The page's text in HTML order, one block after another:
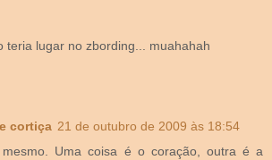
teria lugar no zbording... muahahah
cortiça 21 de outubro de 2009 às 18:54
Uma coisa é o coração, outra é a